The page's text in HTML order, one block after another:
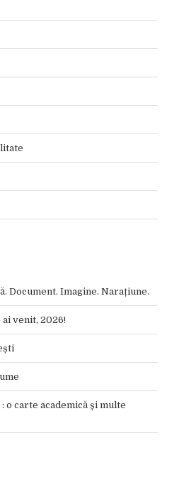
Document. Imagine. Narațiune.
venit, 2026!
o carte academică și multe